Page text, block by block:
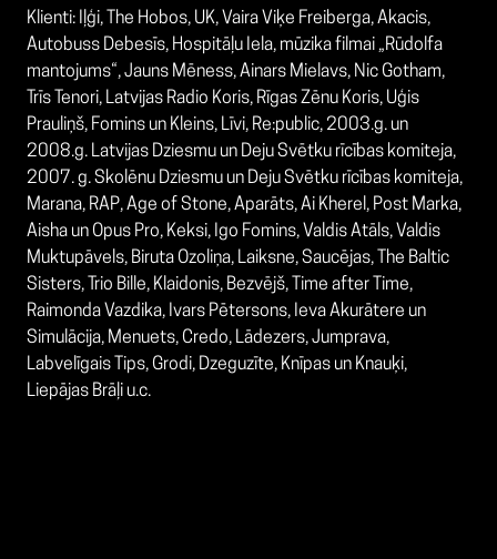
Klienti: Iļģi, The Hobos, UK, Vaira Viķe Freiberga, Akacis,
Autobuss Debesīs, Hospitāļu Iela, mūzika filmai „Rūdolfa
mantojums“, Jauns Mēness, Ainars Mielavs, Nic Gotham,
Trīs Tenori, Latvijas Radio Koris, Rīgas Zēnu Koris, Uģis
Prauliņš, Fomins un Kleins, Līvi, Re:public, 2003.g. un
2008.g. Latvijas Dziesmu un Deju Svētku rīcības komiteja,
2007. g. Skolēnu Dziesmu un Deju Svētku rīcības komiteja,
Marana, RAP, Age of Stone, Aparāts, Ai Kherel, Post Marka,
Aisha un Opus Pro, Keksi, Igo Fomins, Valdis Atāls, Valdis
Muktupāvels, Biruta Ozoliņa, Laiksne, Saucējas, The Baltic
Sisters, Trio Bille, Klaidonis, Bezvējš, Time after Time,
Raimonda Vazdika, Ivars Pētersons, Ieva Akurātere un
Simulācija, Menuets, Credo, Lādezers, Jumprava,
Labvelīgais Tips, Grodi, Dzeguzīte, Knīpas un Knauķi,
Liepājas Brāļi u.c.